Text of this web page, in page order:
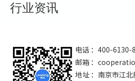
行业资讯
电话 ：400-6130-
邮箱 ：
地址 ：南京市江